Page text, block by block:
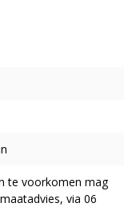
te voorkomen mag
via 06